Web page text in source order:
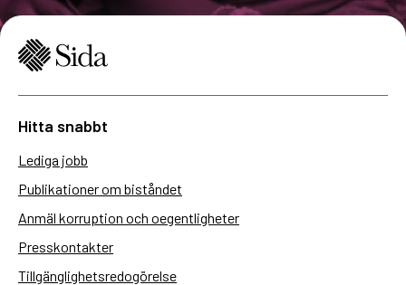
Hitta snabbt
Lediga jobb
Publikationer om biståndet
Anmäl korruption och oegentligheter
Presskontakter
Tillgänglighetsredogörelse